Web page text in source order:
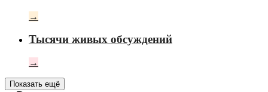
→
Тысячи живых обсуждений
→
Показать ещё